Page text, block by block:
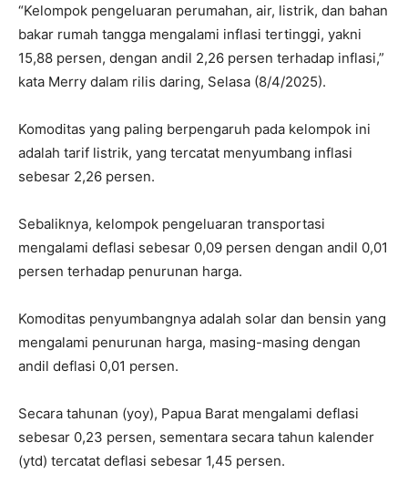
“Kelompok pengeluaran perumahan, air, listrik, dan bahan
bakar rumah tangga mengalami inflasi tertinggi, yakni
15,88 persen, dengan andil 2,26 persen terhadap inflasi,”
kata Merry dalam rilis daring, Selasa (8/4/2025).
Komoditas yang paling berpengaruh pada kelompok ini
adalah tarif listrik, yang tercatat menyumbang inflasi
sebesar 2,26 persen.
Sebaliknya, kelompok pengeluaran transportasi
mengalami deflasi sebesar 0,09 persen dengan andil 0,01
persen terhadap penurunan harga.
Komoditas penyumbangnya adalah solar dan bensin yang
mengalami penurunan harga, masing-masing dengan
andil deflasi 0,01 persen.
Secara tahunan (yoy), Papua Barat mengalami deflasi
sebesar 0,23 persen, sementara secara tahun kalender
(ytd) tercatat deflasi sebesar 1,45 persen.